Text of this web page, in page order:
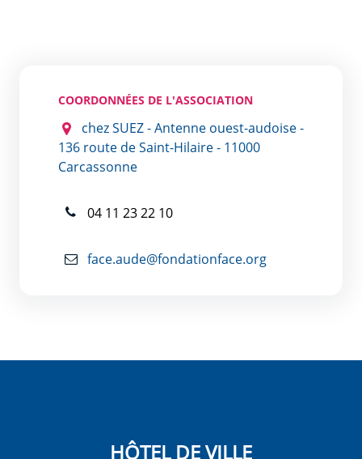
COORDONNÉES DE L'ASSOCIATION
chez SUEZ - Antenne ouest-audoise -
136 route de Saint-Hilaire - 11000
Carcassonne
04 11 23 22 10
face.aude@fondationface.org
HÔTEL DE VILLE